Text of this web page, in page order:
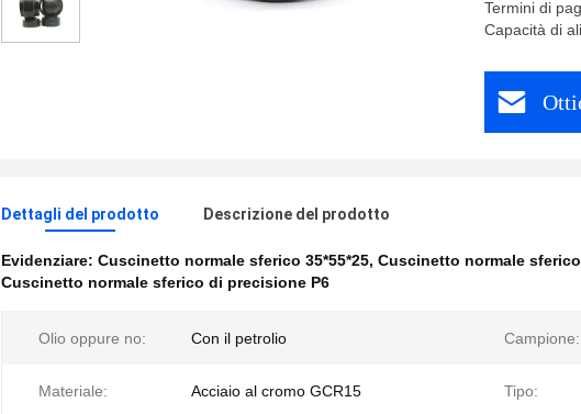
Termini di
Capacità di
Dettagli del prodotto Descrizione del prodotto
Evidenziare: Cuscinetto normale sferico 35*55*25, Cuscinetto normale
Cuscinetto normale sferico di precisione P6
Olio oppure no: Con il petrolio Campione:
Materiale: Acciaio al cromo GCR15 Tipo: